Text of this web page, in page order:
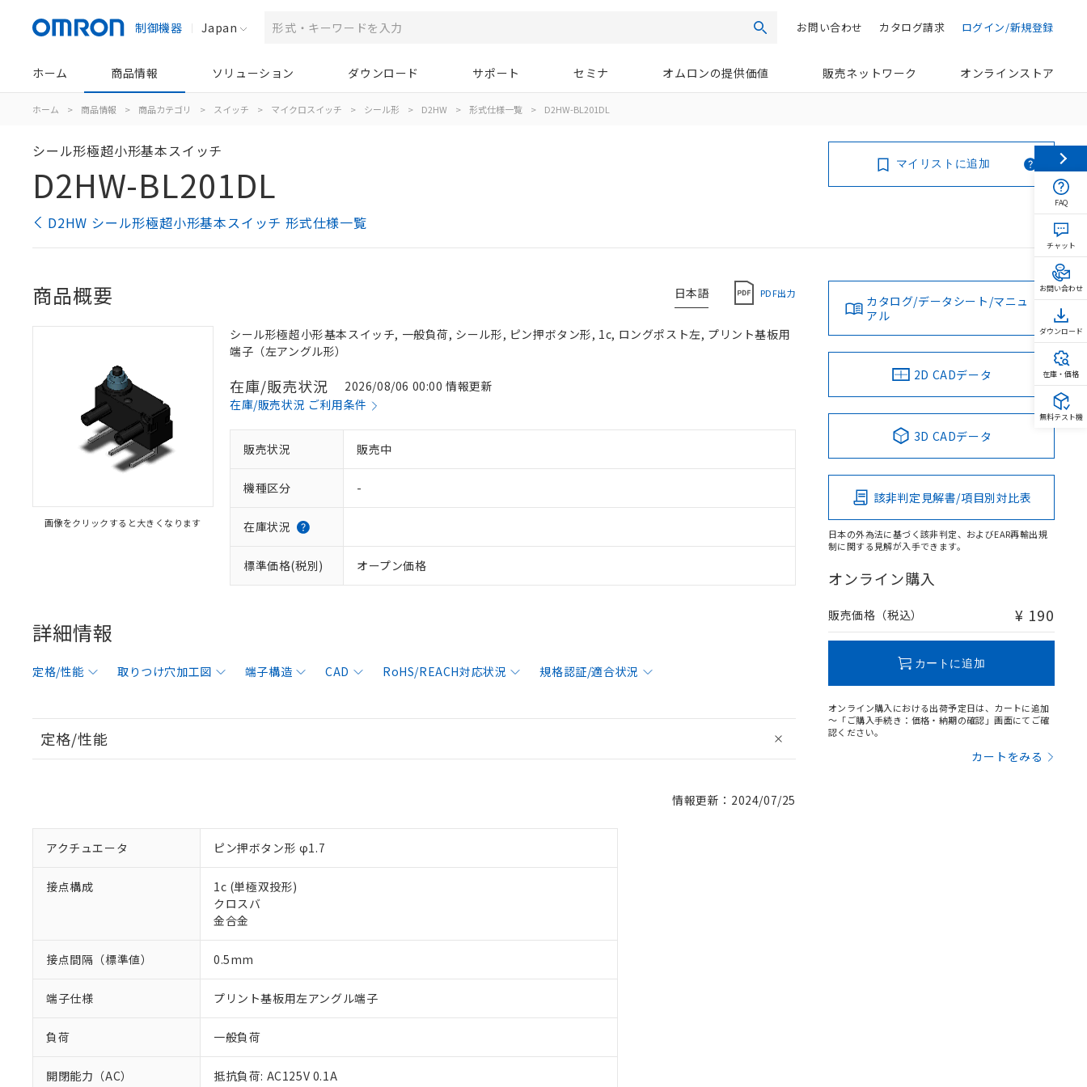
制御機器 Japan 検索 ログイン/新規登録
カタログ請求
お問い合わせ
ホーム 商品情報 ソリューション ダウンロード サポート セミナ オムロンの提供価値 販売ネットワーク オンラインストア
ホーム > 商品情報 > 商品カテゴリ > スイッチ > マイクロスイッチ > シール形 > D2HW > 形式仕様一覧 > D2HW-BL201DL
シール形極超小形基本スイッチ
D2HW-BL201DL
D2HW シール形極超小形基本スイッチ 形式仕様一覧
マイリストに追加
日本語 PDF出力
商品概要
画像をクリックすると大きくなります
シール形極超小形基本スイッチ, 一般負荷, シール形, ピン押ボタン形, 1c, ロングポスト左, プリント基板用
端子（左アングル形）
在庫/販売状況
2026/08/06 00:00 情報更新
在庫/販売状況 ご利用条件
販売状況 販売中
機種区分 -
在庫状況
標準価格(税別) オープン価格
詳細情報
定格/性能 取りつけ穴加工図 端子構造 CAD RoHS/REACH対応状況 規格認証/適合状況
定格/性能
情報更新：2024/07/25
アクチュエータ ピン押ボタン形 φ1.7
接点構成
1c (単極双投形)
クロスバ
金合金
接点間隔（標準値） 0.5mm
端子仕様 プリント基板用左アングル端子
負荷 一般負荷
開閉能力（AC） 抵抗負荷: AC125V 0.1A
カタログ/データシート/マニュ
アル
2D CADデータ
3D CADデータ
該非判定見解書/項目別対比表
日本の外為法に基づく該非判定、およびEAR再輸出規
制に関する見解が入手できます。
オンライン購入
販売価格（税込） ¥ 190
カートに追加
オンライン購入における出荷予定日は、カートに追加
～「ご購入手続き：価格・納期の確認」画面にてご確
認ください。
カートをみる
FAQ
チャット
お問い合わせ
ダウンロード
在庫・価格
無料テスト機